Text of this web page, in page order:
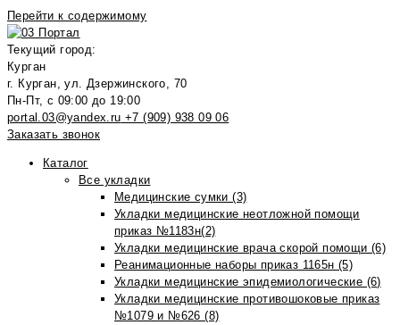
Перейти к содержимому
Текущий город:
Курган
г. Курган, ул. Дзержинского, 70
Пн-Пт, с 09:00 до 19:00
portal.03@yandex.ru +7 (909) 938 09 06
Заказать звонок
Каталог
Все укладки
Медицинские сумки (3)
Укладки медицинские неотложной помощи
приказ №1183н(2)
Укладки медицинские врача скорой помощи (6)
Реанимационные наборы приказ 1165н (5)
Укладки медицинские эпидемиологические (6)
Укладки медицинские противошоковые приказ
№1079 и №626 (8)